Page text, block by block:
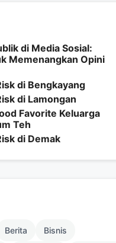
di Media Sosial:
Memenangkan Opini
di Bengkayang
di Lamongan
Favorite Keluarga
Teh
di Demak
Berita Bisnis